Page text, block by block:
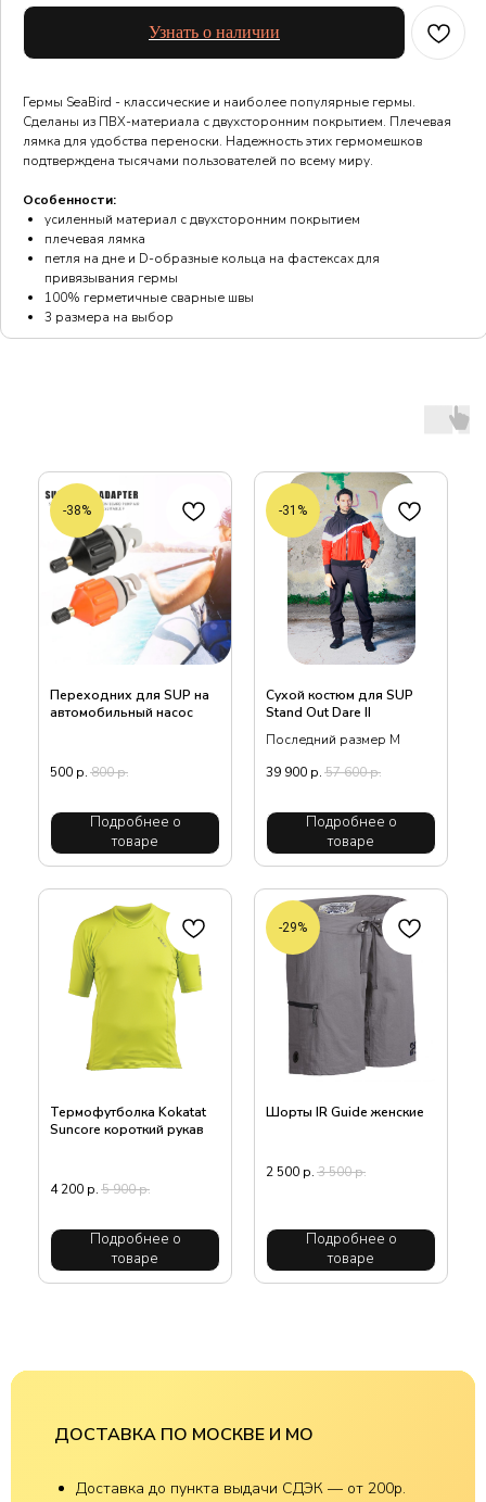
Узнать о наличии
Гермы SeaBird - классические и наиболее популярные гермы.
Сделаны из ПВХ-материала с двухсторонним покрытием. Плечевая
лямка для удобства переноски. Надежность этих гермомешков
подтверждена тысячами пользователей по всему миру.
Особенности:
усиленный материал с двухсторонним покрытием
плечевая лямка
петля на дне и D-образные кольца на фастексах для
привязывания гермы
100% герметичные сварные швы
3 размера на выбор
-38%
Переходних для SUP на
автомобильный насос
500 р. 800р.
Подробнее о
товаре
-31%
Сухой костюм для SUP
Stand Out Dare II
Последний размер М
39 900 р. 57 600р.
Подробнее о
товаре
Термофутболка Kokatat
Suncore короткий рукав
4 200 р. 5 900р.
Подробнее о
товаре
-29%
Шорты IR Guide женские
2 500 р. 3 500р.
Подробнее о
товаре
ДОСТАВКА ПО МОСКВЕ И МО
Доставка до пункта выдачи СДЭК — от 200р.